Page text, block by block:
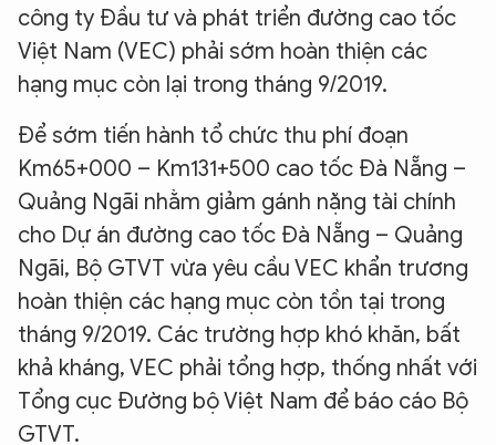
công ty Đầu tư và phát triển đường cao tốc
Việt Nam (VEC) phải sớm hoàn thiện các
hạng mục còn lại trong tháng 9/2019.
Để sớm tiến hành tổ chức thu phí đoạn
Km65+000 – Km131+500 cao tốc Đà Nẵng –
Quảng Ngãi nhằm giảm gánh nặng tài chính
cho Dự án đường cao tốc Đà Nẵng – Quảng
Ngãi, Bộ GTVT vừa yêu cầu VEC khẩn trương
hoàn thiện các hạng mục còn tồn tại trong
tháng 9/2019. Các trường hợp khó khăn, bất
khả kháng, VEC phải tổng hợp, thống nhất với
Tổng cục Đường bộ Việt Nam để báo cáo Bộ
GTVT.